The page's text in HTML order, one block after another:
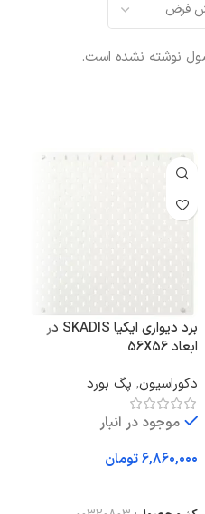
نوشته نشده است.
برد دیواری ایکیا SKADIS در
ابعاد 56X56
دکوراسیون, پگ بورد
موجود در انبار
تومان